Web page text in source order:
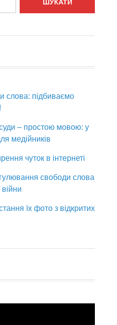
слова: підбиваємо
– простою мовою: у
медійників
чуток в інтернеті
свободи слова
їх фото з відкритих